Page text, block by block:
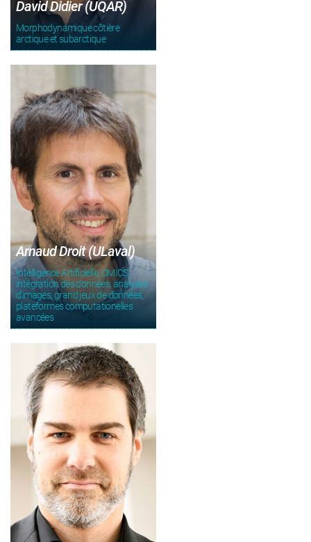
David Didier (UQAR)
Morphodynamique côtière
arctique et subarctique
Arnaud Droit (ULaval)
Intelligence Artificielle, OMICS,
intégration des données, analyses
d'images, grand jeux de données,
plateformes computationelles
avancées